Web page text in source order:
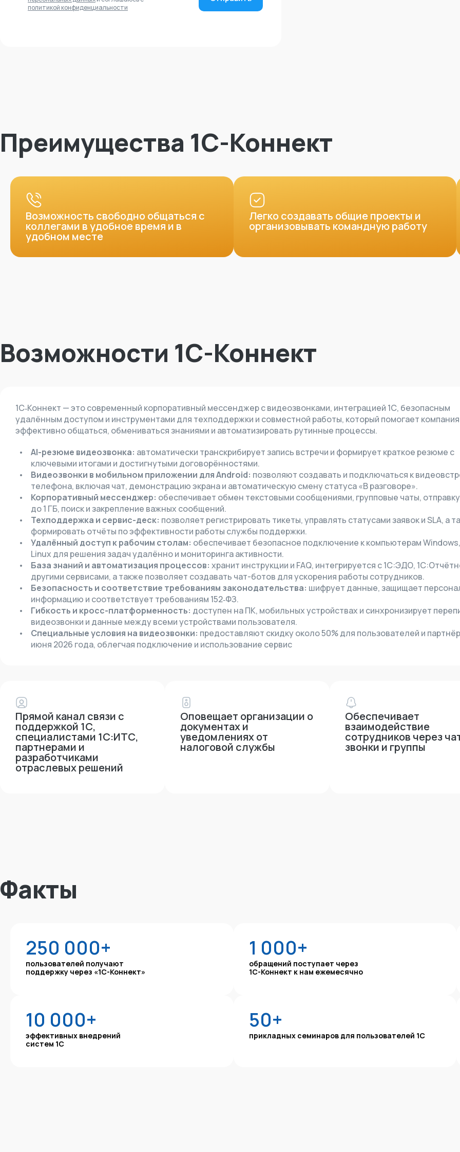
политикой конфиденциальности
Преимущества 1С-Коннект
Возможность свободно общаться с
коллегами в удобное время и в
удобном месте
Легко создавать общие проекты и
организовывать командную работу
Возможности 1С-Коннект
1С‑Коннект — это современный корпоративный мессенджер с видеозвонками, интеграцией 1С, безопасным
удалённым доступом и инструментами для техподдержки и совместной работы, который помогает
эффективно общаться, обмениваться знаниями и автоматизировать рутинные процессы.
AI-резюме видеозвонка: автоматически транскрибирует запись встречи и формирует краткое резюме с
ключевыми итогами и достигнутыми договорённостями.
Видеозвонки в мобильном приложении для Android: позволяют создавать и подключаться к
телефона, включая чат, демонстрацию экрана и автоматическую смену статуса «В разговоре».
Корпоративный мессенджер: обеспечивает обмен текстовыми сообщениями, групповые чаты,
до 1 ГБ, поиск и закрепление важных сообщений.
Техподдержка и сервис-деск: позволяет регистрировать тикеты, управлять статусами заявок и SLA, а
формировать отчёты по эффективности работы службы поддержки.
Удалённый доступ к рабочим столам: обеспечивает безопасное подключение к компьютерам
Linux для решения задач удалённо и мониторинга активности.
База знаний и автоматизация процессов: хранит инструкции и FAQ, интегрируется с 1С:ЭДО,
другими сервисами, а также позволяет создавать чат-ботов для ускорения работы сотрудников.
Безопасность и соответствие требованиям законодательства: шифрует данные, защищает
информацию и соответствует требованиям 152‑ФЗ.
Гибкость и кросс-платформенность: доступен на ПК, мобильных устройствах и синхронизирует
видеозвонки и данные между всеми устройствами пользователя.
Специальные условия на видеозвонки: предоставляют скидку около 50% для пользователей и
июня 2026 года, облегчая подключение и использование сервис
Прямой канал связи с
поддержкой 1С,
специалистами 1С:ИТС,
партнерами и
разработчиками
отраслевых решений
Оповещает организации о
документах и
уведомлениях от
налоговой службы
Обеспечивает
взаимодействие
сотрудников через
звонки и группы
Факты
250 000+
пользователей получают
поддержку через «1С-Коннект»
1 000+
обращений поступает через
1С-Коннект к нам ежемесячно
10 000+
эффективных внедрений
систем 1С
50+
прикладных семинаров для пользователей 1С